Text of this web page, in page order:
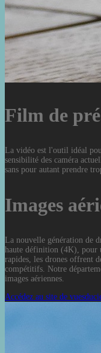
Film de
La vidéo est l'outil idéal
sensibilité des caméra
sans pour autant prendre
Images
La nouvelle génération de
haute définition (4K), pour
rapides, les drones offrent
compétitifs. Notre
images aériennes.
Accédez au site de